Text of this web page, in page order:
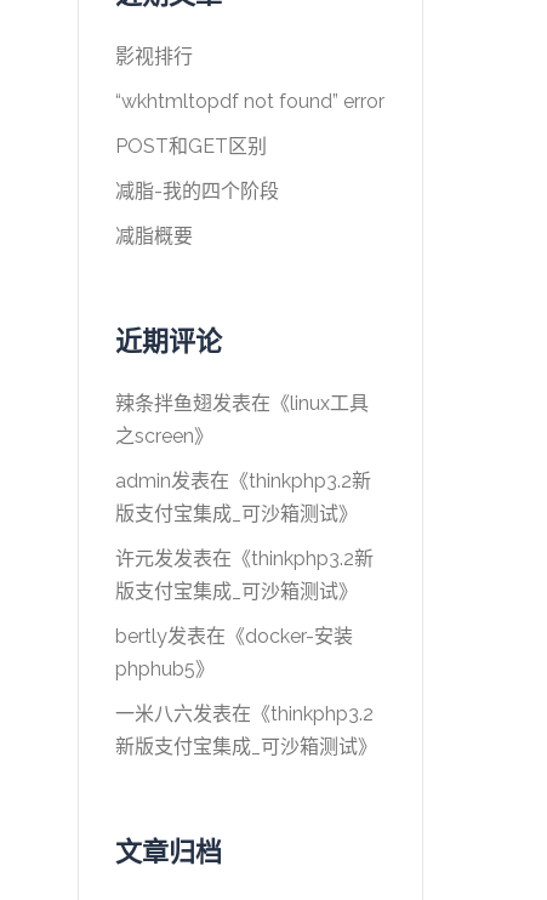
影视排行
“wkhtmltopdf not found” error
POST和GET区别
减脂-我的四个阶段
减脂概要
近期评论
辣条拌鱼翅发表在《linux工具
之screen》
admin发表在《thinkphp3.2新
版支付宝集成_可沙箱测试》
许元发发表在《thinkphp3.2新
版支付宝集成_可沙箱测试》
bertly发表在《docker-安装
phphub5》
一米八六发表在《thinkphp3.2
新版支付宝集成_可沙箱测试》
文章归档